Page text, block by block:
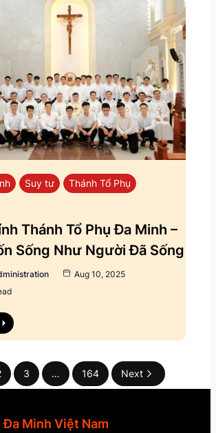
Suy tư
Thánh Tổ Phụ
Thánh Tổ Phụ Đa Minh –
Sống Như Người Đã Sống
Aug 10, 2025
3 … 164 Next
Minh Việt Nam